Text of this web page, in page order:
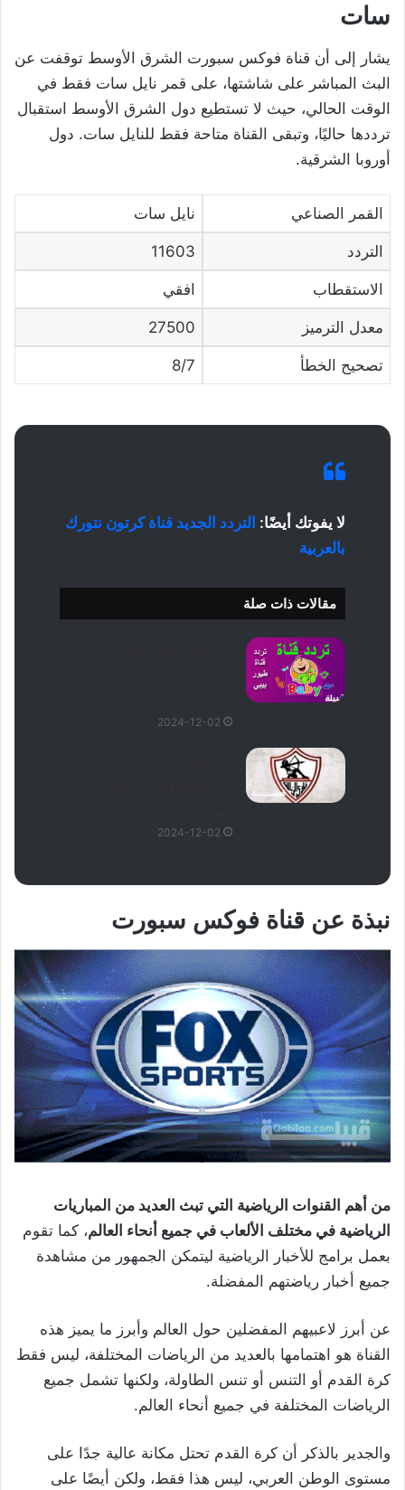
سات
يشار إلى أن قناة فوكس سبورت الشرق الأوسط توقفت عن
البث المباشر على شاشتها، على قمر نايل سات فقط في
الوقت الحالي، حيث لا تستطيع دول الشرق الأوسط استقبال
ترددها حاليًا، وتبقى القناة متاحة فقط للنايل سات. دول
أوروبا الشرقية.
القمر الصناعي نايل سات
التردد 11603
الاستقطاب افقي
معدل الترميز 27500
تصحيح الخطأ 8/7
لا يفوتك أيضًا: التردد الجديد قناة كرتون نتورك
بالعربية
مقالات ذات صلة
2024-12-02
2024-12-02
نبذة عن قناة فوكس سبورت
من أهم القنوات الرياضية التي تبث العديد من المباريات
الرياضية في مختلف الألعاب في جميع أنحاء العالم، كما تقوم
بعمل برامج للأخبار الرياضية ليتمكن الجمهور من مشاهدة
جميع أخبار رياضتهم المفضلة.
عن أبرز لاعبيهم المفضلين حول العالم وأبرز ما يميز هذه
القناة هو اهتمامها بالعديد من الرياضات المختلفة، ليس فقط
كرة القدم أو التنس أو تنس الطاولة، ولكنها تشمل جميع
الرياضات المختلفة في جميع أنحاء العالم.
والجدير بالذكر أن كرة القدم تحتل مكانة عالية جدًا على
مستوى الوطن العربي، ليس هذا فقط، ولكن أيضًا على